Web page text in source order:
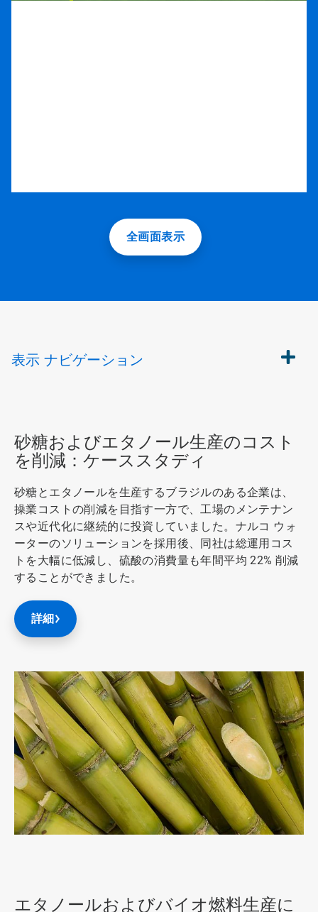
全画面表示
表示 ナビゲーション
砂糖およびエタノール生産のコスト
を削減：ケーススタディ
砂糖とエタノールを生産するブラジルのある企業は、
操業コストの削減を目指す一方で、工場のメンテナン
スや近代化に継続的に投資していました。ナルコ ウォ
ーターのソリューションを採用後、同社は総運用コス
トを大幅に低減し、硫酸の消費量も年間平均 22% 削減
することができました。
詳細
エタノールおよびバイオ燃料生産に